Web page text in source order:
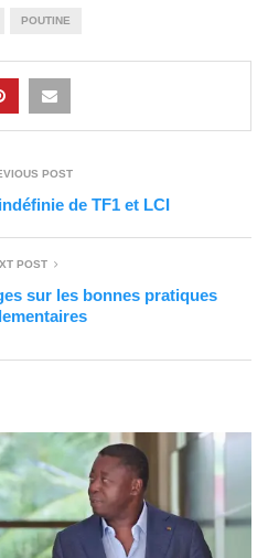
POUTINE
POST
de TF1 et LCI
POST
sur les bonnes pratiques